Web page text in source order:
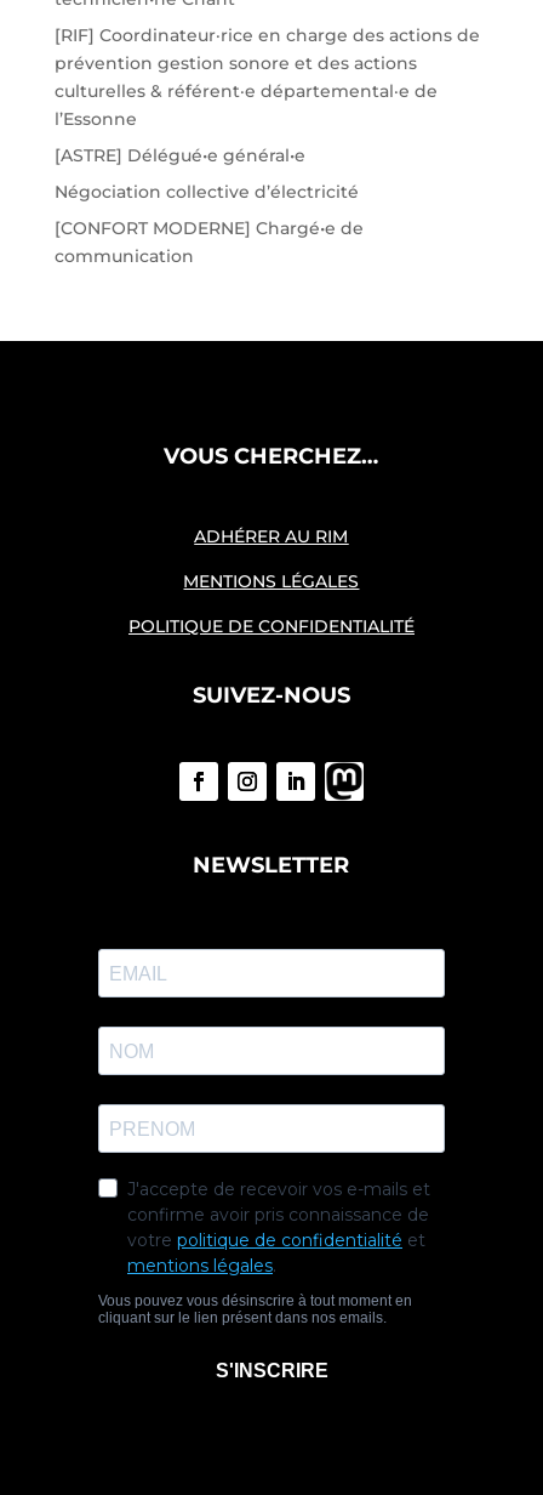
[RIF] Coordinateur·rice en charge des actions de
prévention gestion sonore et des actions
culturelles & référent·e départemental·e de
l’Essonne
[ASTRE] Délégué•e général•e
Négociation collective d’électricité
[CONFORT MODERNE] Chargé•e de
communication
VOUS CHERCHEZ…
ADHÉRER AU RIM
MENTIONS LÉGALES
POLITIQUE DE CONFIDENTIALITÉ
SUIVEZ-NOUS
NEWSLETTER